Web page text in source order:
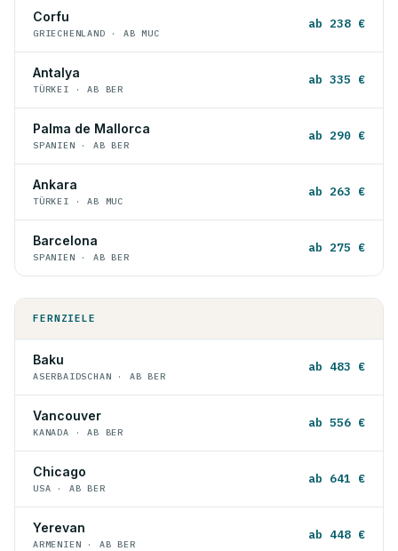
Corfu
GRIECHENLAND · AB MUC
ab 238 €
Antalya
TÜRKEI · AB BER
ab 335 €
Palma de Mallorca
SPANIEN · AB BER
ab 290 €
Ankara
TÜRKEI · AB MUC
ab 263 €
Barcelona
SPANIEN · AB BER
ab 275 €
FERNZIELE
Baku
ASERBAIDSCHAN · AB BER
ab 483 €
Vancouver
KANADA · AB BER
ab 556 €
Chicago
USA · AB BER
ab 641 €
Yerevan
ARMENIEN · AB BER
ab 448 €